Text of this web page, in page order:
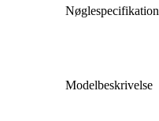
Nøglespecifikation
Modelbeskrivelse